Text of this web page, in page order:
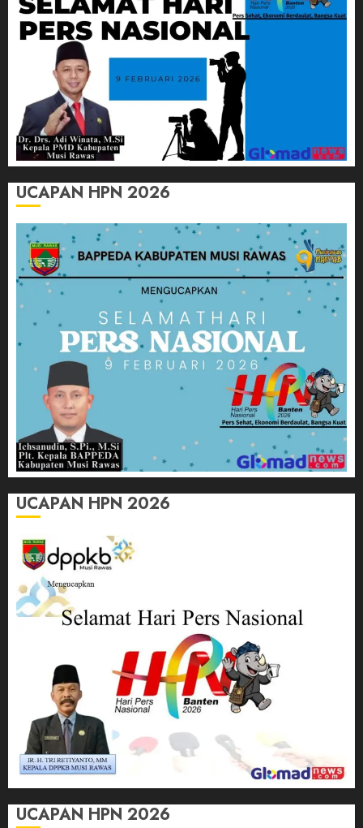
UCAPAN HPN 2026
UCAPAN HPN 2026
UCAPAN HPN 2026